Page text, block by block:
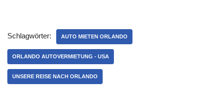
Schlagwörter: AUTO MIETEN ORLANDO
ORLANDO AUTOVERMIETUNG - USA
UNSERE REISE NACH ORLANDO